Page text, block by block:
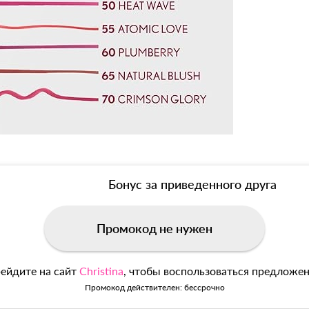
Бонус за приведенного друга
Промокод не нужен
на сайт Christina, чтобы воспользоваться
Промокод действителен: бессрочно